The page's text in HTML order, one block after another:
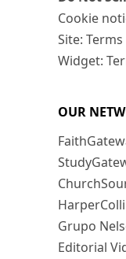
Cookie
Site:
Widget:
OUR
Grupo
Editorial